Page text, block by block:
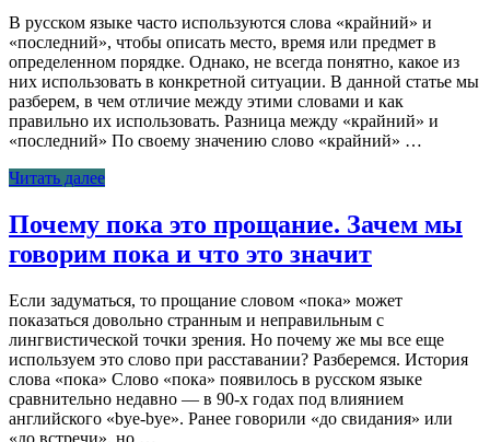
В русском языке часто используются слова «крайний» и
«последний», чтобы описать место, время или предмет в
определенном порядке. Однако, не всегда понятно, какое из
них использовать в конкретной ситуации. В данной статье мы
разберем, в чем отличие между этими словами и как
правильно их использовать. Разница между «крайний» и
«последний» По своему значению слово «крайний» …
Читать далее
Почему пока это прощание. Зачем мы
говорим пока и что это значит
Если задуматься, то прощание словом «пока» может
показаться довольно странным и неправильным с
лингвистической точки зрения. Но почему же мы все еще
используем это слово при расставании? Разберемся. История
слова «пока» Слово «пока» появилось в русском языке
сравнительно недавно — в 90-х годах под влиянием
английского «bye-bye». Ранее говорили «до свидания» или
«до встречи», но …